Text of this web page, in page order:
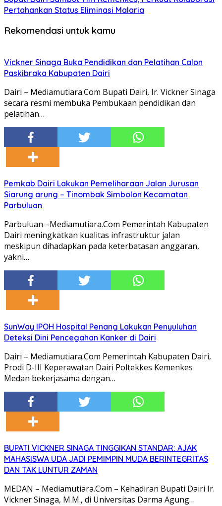
Pertahankan Status Eliminasi Malaria
Rekomendasi untuk kamu
Vickner Sinaga Buka Pendidikan dan Pelatihan Calon
Paskibraka Kabupaten Dairi
Dairi – Mediamutiara.Com Bupati Dairi, Ir. Vickner Sinaga
secara resmi membuka Pembukaan pendidikan dan
pelatihan…
Pemkab Dairi Lakukan Pemeliharaan Jalan Jurusan
Siarung arung – Tinombak Simbolon Kecamatan
Parbuluan
Parbuluan –Mediamutiara.Com Pemerintah Kabupaten
Dairi meningkatkan kualitas infrastruktur jalan
meskipun dihadapkan pada keterbatasan anggaran,
yakni…
SunWay IPOH Hospital Penang Lakukan Penyuluhan
Deteksi Dini Pencegahan Kanker di Dairi
Dairi – Mediamutiara.Com Pemerintah Kabupaten Dairi,
Prodi D-III Keperawatan Dairi Poltekkes Kemenkes
Medan bekerjasama dengan…
BUPATI VICKNER SINAGA TINGGIKAN STANDAR: AJAK
MAHASISWA UDA JADI PEMIMPIN MUDA BERINTEGRITAS
DAN TAK LUNTUR ZAMAN
MEDAN – Mediamutiara.Com – Kehadiran Bupati Dairi Ir.
Vickner Sinaga, M.M., di Universitas Darma Agung…